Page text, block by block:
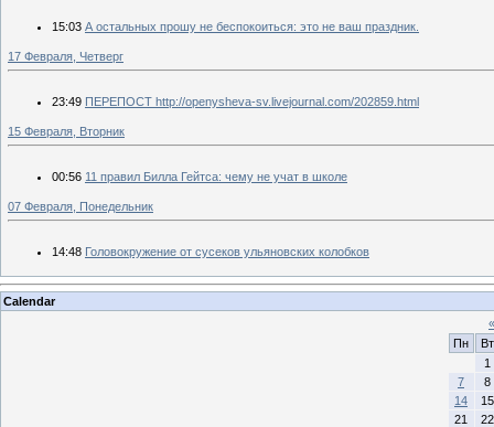
15:03 А остальных прошу не беспокоиться: это не ваш праздник.
17 Февраля, Четверг
23:49 ПЕРЕПОСТ http://openysheva-sv.livejournal.com/202859.html
15 Февраля, Вторник
00:56 11 правил Билла Гейтса: чему не учат в школе
07 Февраля, Понедельник
14:48 Головокружение от сусеков ульяновских колобков
Calendar
«
Пн
Вт
1
7
8
14
15
21
22